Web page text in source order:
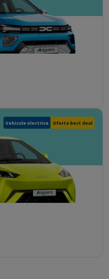
Vehicule electrice Oferte best deal